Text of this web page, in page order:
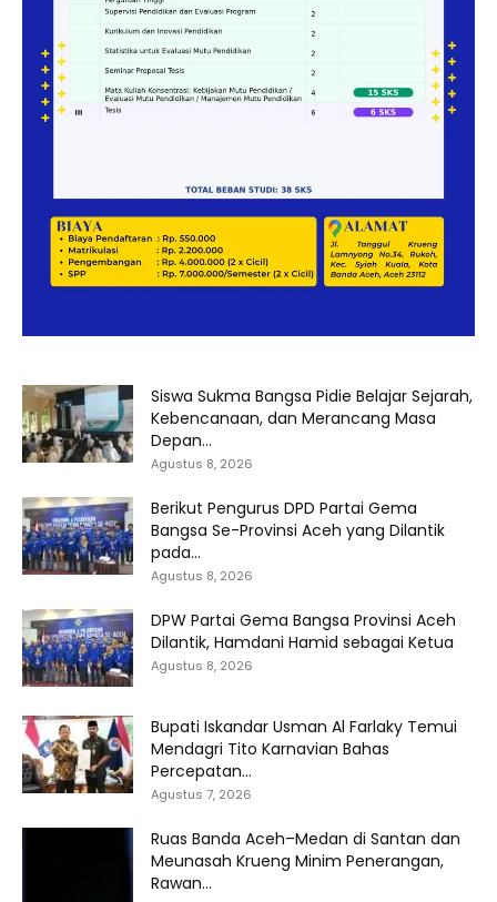
Siswa Sukma Bangsa Pidie Belajar Sejarah,
Kebencanaan, dan Merancang Masa
Depan...
Agustus 8, 2026
Berikut Pengurus DPD Partai Gema
Bangsa Se-Provinsi Aceh yang Dilantik
pada...
Agustus 8, 2026
DPW Partai Gema Bangsa Provinsi Aceh
Dilantik, Hamdani Hamid sebagai Ketua
Agustus 8, 2026
Bupati Iskandar Usman Al Farlaky Temui
Mendagri Tito Karnavian Bahas
Percepatan...
Agustus 7, 2026
Ruas Banda Aceh–Medan di Santan dan
Meunasah Krueng Minim Penerangan,
Rawan...